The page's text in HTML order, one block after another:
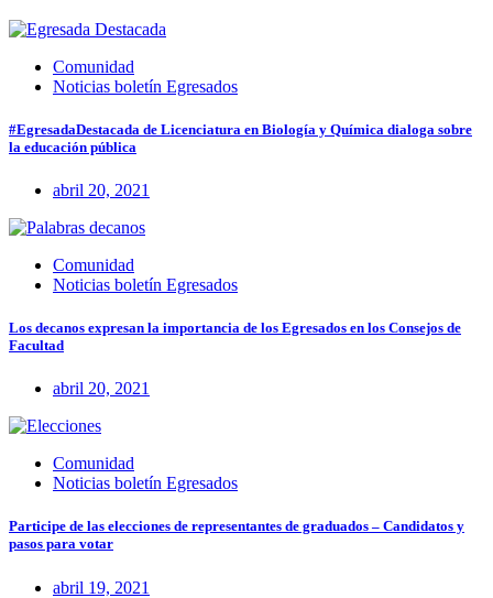
Comunidad
Noticias boletín Egresados
#EgresadaDestacada de Licenciatura en Biología y Química dialoga sobre
la educación pública
abril 20, 2021
Comunidad
Noticias boletín Egresados
Los decanos expresan la importancia de los Egresados en los Consejos de
Facultad
abril 20, 2021
Comunidad
Noticias boletín Egresados
Participe de las elecciones de representantes de graduados – Candidatos y
pasos para votar
abril 19, 2021